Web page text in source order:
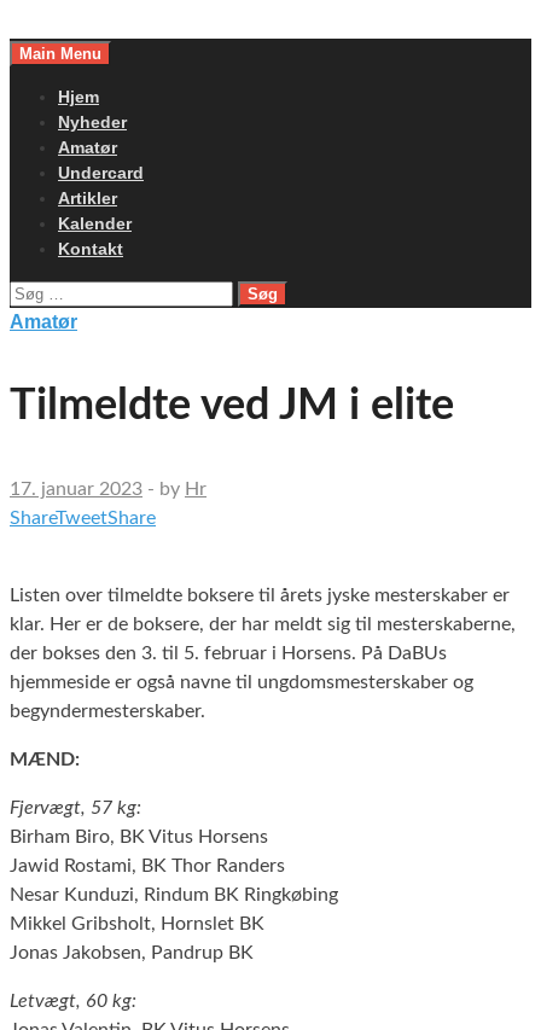
toMain Menu
Hjem
Nyheder
Amatør
Undercard
Artikler
Kalender
Kontakt
Søg
efter:
Amatør
Tilmeldte ved JM i elite
17. januar 2023 - by Hr
ShareTweetShare
Listen over tilmeldte boksere til årets jyske mesterskaber er
klar. Her er de boksere, der har meldt sig til mesterskaberne,
der bokses den 3. til 5. februar i Horsens. På DaBUs
hjemmeside er også navne til ungdomsmesterskaber og
begyndermesterskaber.
MÆND:
Fjervægt, 57 kg:
Birham Biro, BK Vitus Horsens
Jawid Rostami, BK Thor Randers
Nesar Kunduzi, Rindum BK Ringkøbing
Mikkel Gribsholt, Hornslet BK
Jonas Jakobsen, Pandrup BK
Letvægt, 60 kg: